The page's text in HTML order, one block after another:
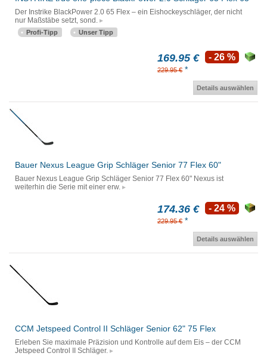
Der Instrike BlackPower 2.0 65 Flex – ein Eishockeyschläger, der nicht
nur Maßstäbe setzt, sond.
Profi-Tipp Unser Tipp
169.95 €
229.95 € *
- 26 %
Details auswählen
Bauer Nexus League Grip Schläger Senior 77 Flex 60"
Bauer Nexus League Grip Schläger Senior 77 Flex 60" Nexus ist
weiterhin die Serie mit einer erw.
174.36 €
229.95 € *
- 24 %
Details auswählen
CCM Jetspeed Control II Schläger Senior 62" 75 Flex
Erleben Sie maximale Präzision und Kontrolle auf dem Eis – der CCM
Jetspeed Control II Schläger.